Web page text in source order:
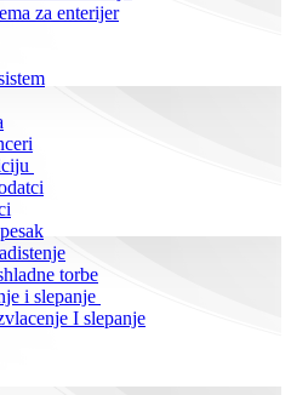
za enterijer
torbe
i slepanje
I slepanje